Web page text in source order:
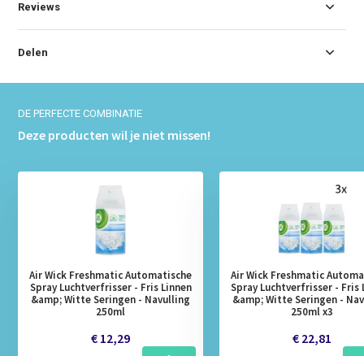
Reviews
Delen
DE PERFECTE COMBINATIE
Deze producten wil je niet missen!
Air Wick Freshmatic Automatische
Spray Luchtverfrisser - Fris Linnen
&amp; Witte Seringen - Navulling
250ml
€ 12,29
Air Wick Freshmatic
Spray Luchtverfrisser - Fris
&amp; Witte Seringen -
250ml x3
€ 22,81